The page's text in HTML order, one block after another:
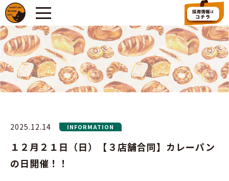
2025.12.14 INFORMATION
１２月２１日（日）【３店舗合同】カレーパン
の日開催！！